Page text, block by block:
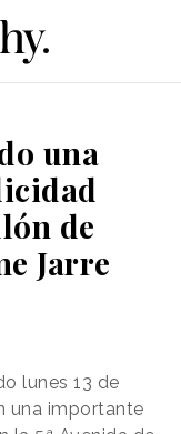
una
de
Jarre
lunes 13 de
una importante